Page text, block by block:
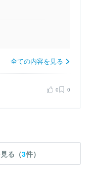
全ての内容を見る
0 0
る（3件）